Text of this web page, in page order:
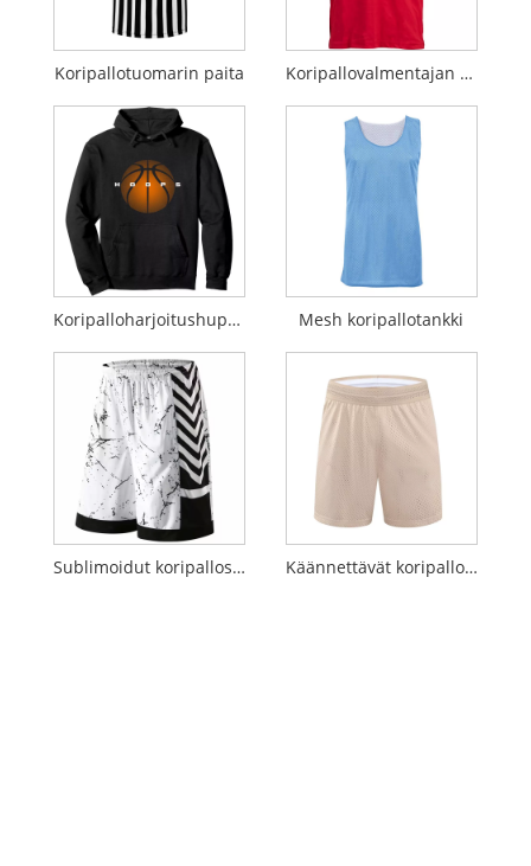
Koripallotuomarin paita Koripallovalmentajan pikeepaita
Koripalloharjoitushuppari Mesh koripallotankki
Sublimoidut koripalloshortsit Käännettävät koripalloshortsit